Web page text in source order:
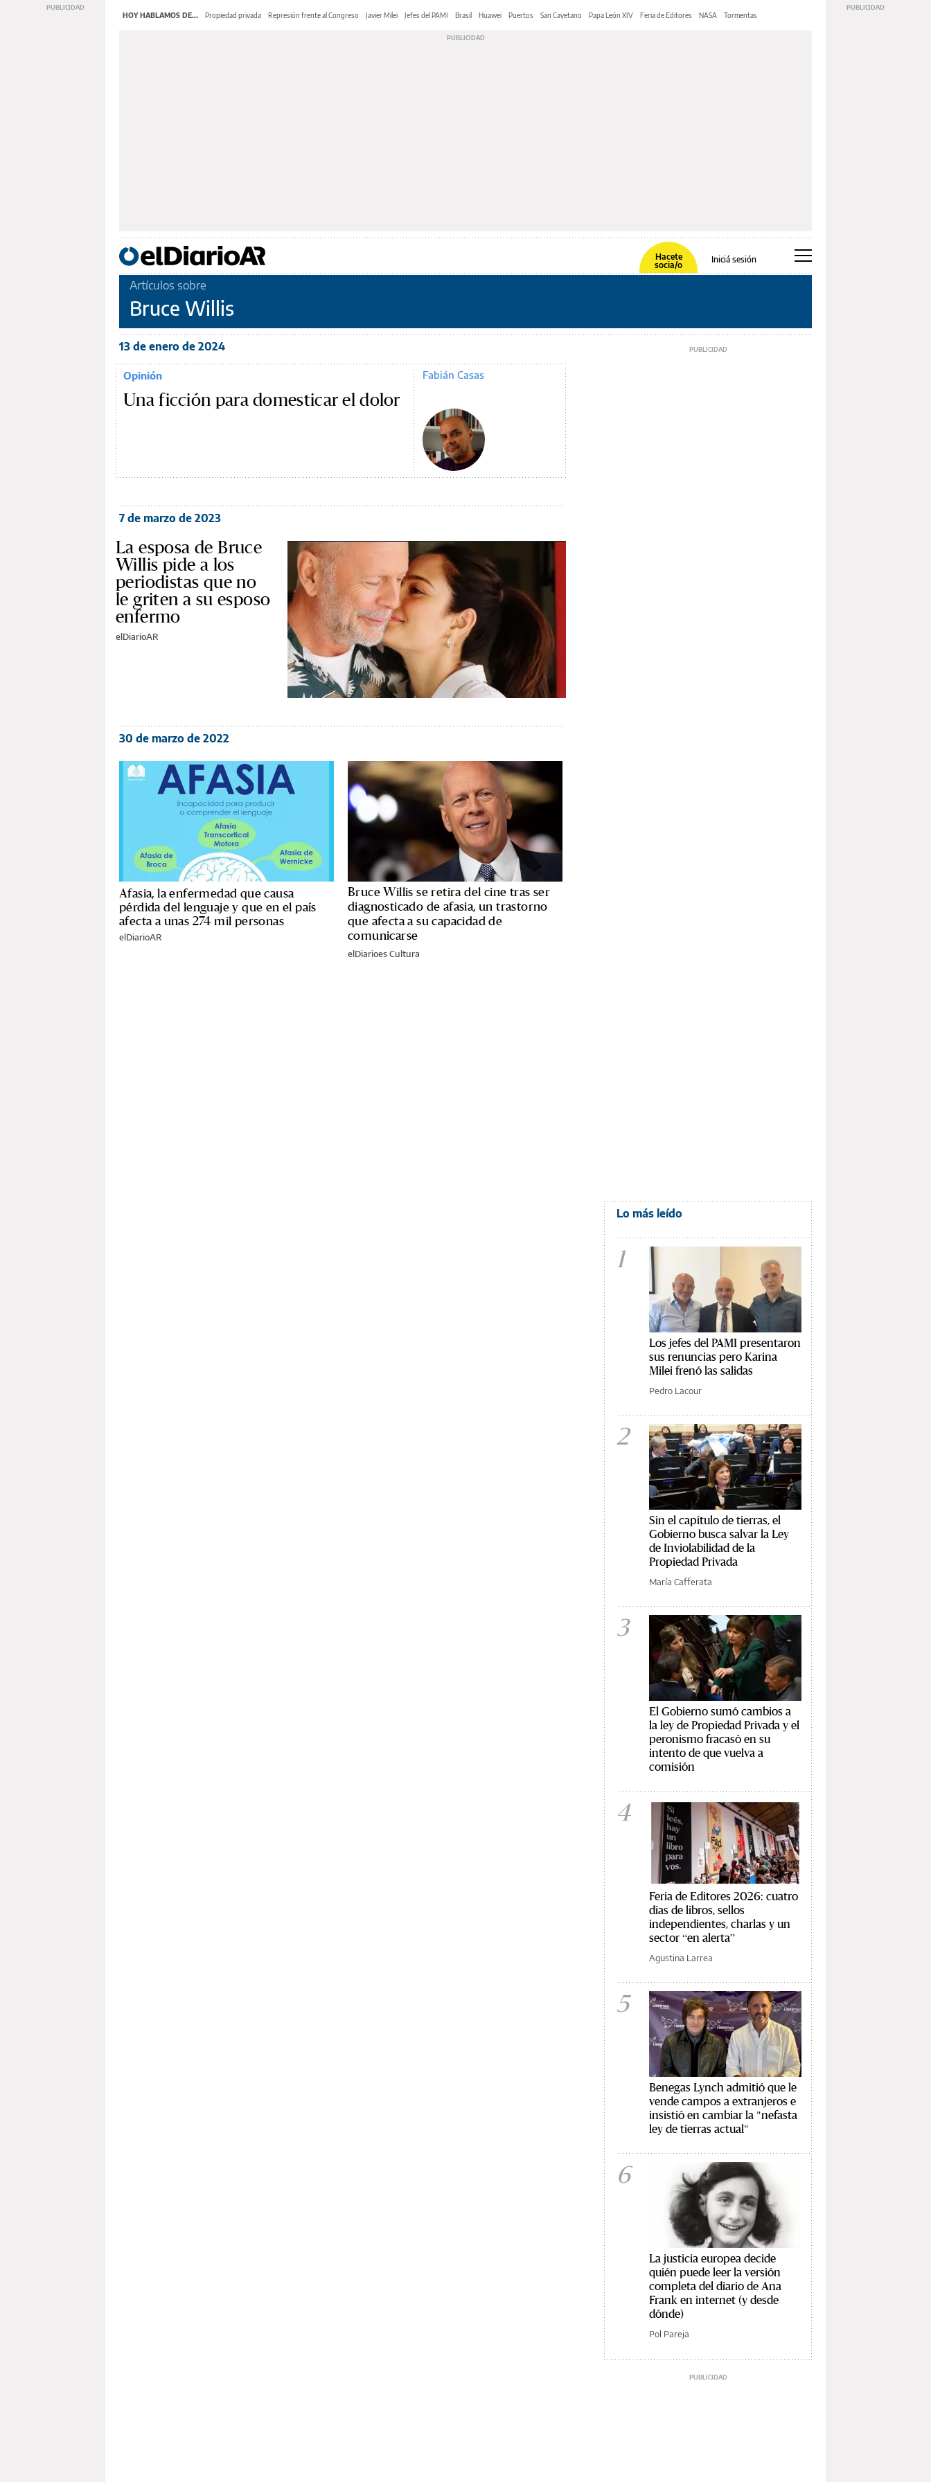
HOY HABLAMOS DE... Propiedad privada Represión frente al Congreso Javier Milei Jefes del PAMI Brasil Huawei Puertos San Cayetano Papa León XIV Feria de Editores NASA Tormentas
Hacete
socia/o
Iniciá sesión
Artículos sobre
Bruce Willis
13 de enero de 2024
Opinión
Una ficción para domesticar el dolor
Fabián Casas
7 de marzo de 2023
La esposa de Bruce
Willis pide a los
periodistas que no
le griten a su esposo
enfermo
elDiarioAR
30 de marzo de 2022
Afasia, la enfermedad que causa
pérdida del lenguaje y que en el país
afecta a unas 274 mil personas
elDiarioAR
Bruce Willis se retira del cine tras ser
diagnosticado de afasia, un trastorno
que afecta a su capacidad de
comunicarse
elDiarioes Cultura
Lo más leído
1
Los jefes del PAMI presentaron
sus renuncias pero Karina
Milei frenó las salidas
Pedro Lacour
2
Sin el capítulo de tierras, el
Gobierno busca salvar la Ley
de Inviolabilidad de la
Propiedad Privada
María Cafferata
3
El Gobierno sumó cambios a
la ley de Propiedad Privada y el
peronismo fracasó en su
intento de que vuelva a
comisión
4
Feria de Editores 2026: cuatro
días de libros, sellos
independientes, charlas y un
sector “en alerta”
Agustina Larrea
5
Benegas Lynch admitió que le
vende campos a extranjeros e
insistió en cambiar la "nefasta
ley de tierras actual"
6
La justicia europea decide
quién puede leer la versión
completa del diario de Ana
Frank en internet (y desde
dónde)
Pol Pareja